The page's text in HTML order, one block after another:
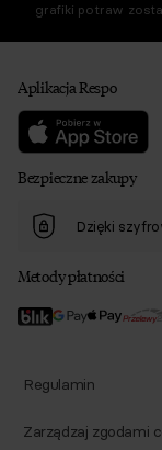
grafiki potraw
Aplikacja Respo
Bezpieczne zakupy
Dzięki
Metody płatności
Regulamin
Zarządzaj zgodami